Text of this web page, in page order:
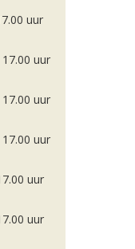
uur
uur
uur
uur
uur
uur